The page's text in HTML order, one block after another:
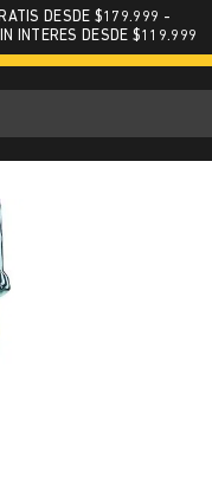
DESDE $179.999 -
INTERES DESDE $119.999